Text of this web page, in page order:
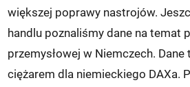
większej poprawy nastrojów.
handlu poznaliśmy dane na temat
przemysłowej w Niemczech. Dane
ciężarem dla niemieckiego DAXa.